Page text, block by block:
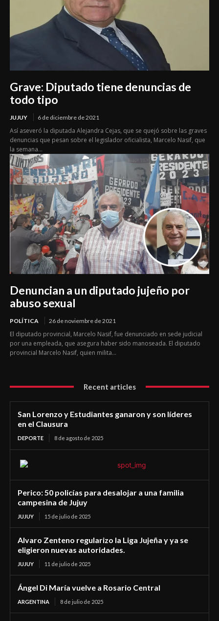
Grave: Diputado tiene denuncias de
todo tipo
JUJUY 6 de diciembre de 2021
Así aseveró la diputada Alejandra Cejas, que se quejó sobre las graves
denuncias que pesan sobre el legislador oficialista, Marcelo Nasif, que
la semana...
Denuncian a un diputado jujeño por
abuso sexual
POLÍTICA 26 de noviembre de 2021
El diputado provincial, Marcelo Nasif, fue denunciado en sede judicial
por una empleada, que asegura haber sido manoseada. El diputado
provincial Marcelo Nasif, quien milita...
Recent articles
San Lorenzo y Estudiantes ganaron y son líderes
en el Clausura
DEPORTE 8 de agosto de 2025
Perico: 50 policías para desalojar a una familia
campesina de Jujuy
JUJUY 15 de julio de 2025
Alvaro Zenteno regularizo la Liga Jujeña y ya se
eligieron nuevas autoridades.
JUJUY 11 de julio de 2025
Ángel Di María vuelve a Rosario Central
ARGENTINA 8 de julio de 2025